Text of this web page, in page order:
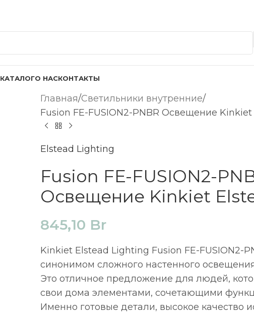
КАТАЛОГО НАСКОНТАКТЫ
Главная Светильники внутренние
Fusion FE-FUSION2-PNBR Освещение Kinkiet
Elstead Lighting
Fusion FE-FUSION2-
Освещение Kinkiet
845,10 Br
Kinkiet Elstead Lighting Fusion FE-FUSION2-
синонимом сложного настенного
Это отличное предложение для людей,
свои дома элементами, сочетающими
Именно готовые детали, высокое качество